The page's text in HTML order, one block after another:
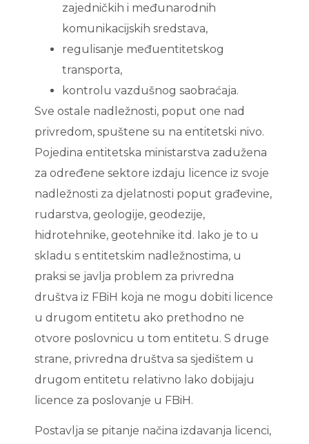
zajedničkih i međunarodnih
komunikacijskih sredstava,
regulisanje međuentitetskog
transporta,
kontrolu vazdušnog saobraćaja.
Sve ostale nadležnosti, poput one nad
privredom, spuštene su na entitetski nivo.
Pojedina entitetska ministarstva zadužena
za određene sektore izdaju licence iz svoje
nadležnosti za djelatnosti poput građevine,
rudarstva, geologije, geodezije,
hidrotehnike, geotehnike itd. Iako je to u
skladu s entitetskim nadležnostima, u
praksi se javlja problem za privredna
društva iz FBiH koja ne mogu dobiti licence
u drugom entitetu ako prethodno ne
otvore poslovnicu u tom entitetu. S druge
strane, privredna društva sa sjedištem u
drugom entitetu relativno lako dobijaju
licence za poslovanje u FBiH.
Postavlja se pitanje načina izdavanja licenci,